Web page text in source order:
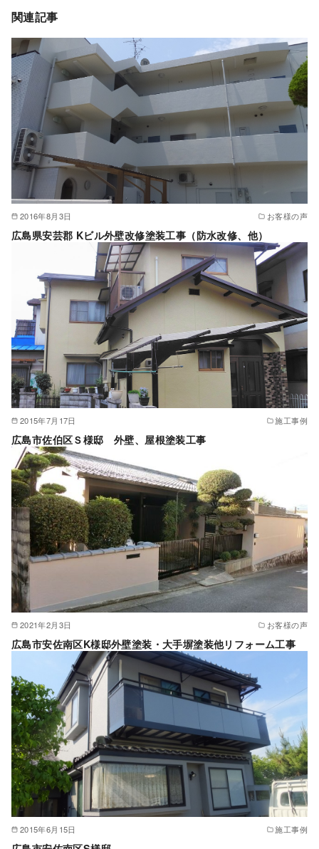
関連記事
2016年8月3日 お客様の声
広島県安芸郡 Kビル外壁改修塗装工事（防水改修、他）
2015年7月17日 施工事例
広島市佐伯区Ｓ様邸 外壁、屋根塗装工事
2021年2月3日 お客様の声
広島市安佐南区K様邸外壁塗装・大手塀塗装他リフォーム工事
2015年6月15日 施工事例